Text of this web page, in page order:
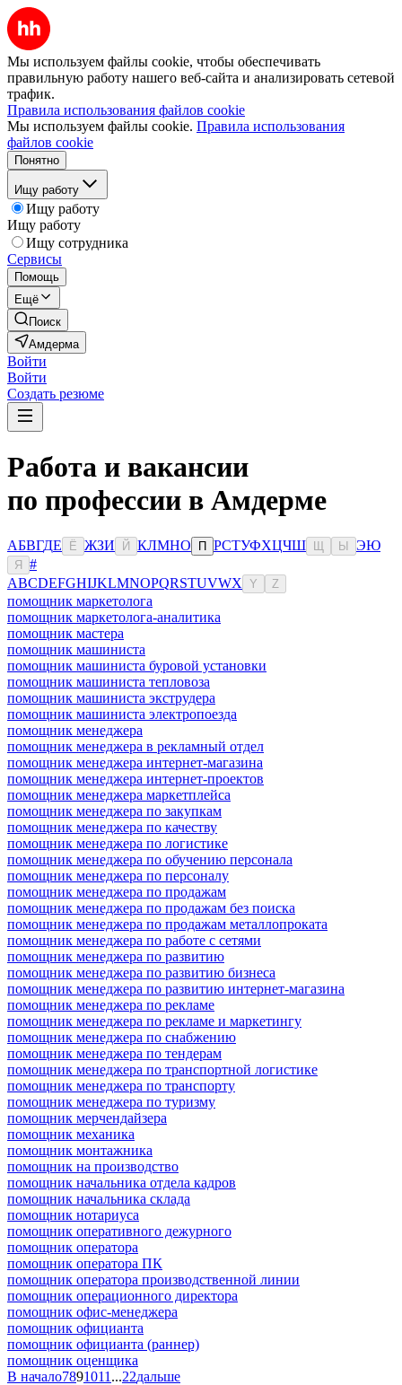
Мы используем файлы cookie, чтобы обеспечивать
правильную работу нашего веб-сайта и анализировать сетевой
трафик.
Правила использования файлов cookie
Мы используем файлы cookie. Правила использования
файлов cookie
Понятно
Ищу работу
Ищу работу
Ищу работу
Ищу сотрудника
Сервисы
Помощь
Ещё
Поиск
Амдерма
Войти
Войти
Создать резюме
Работа и вакансии
по профессии в Амдерме
АБВГДЕ Ё ЖЗИ Й КЛМНО П РСТУФХЦЧШ Ы ЭЮ
Я
#
ABCDEFGHIJKLMNOPQRSTUVWX Y Z
помощник маркетолога
помощник маркетолога-аналитика
помощник мастера
помощник машиниста
помощник машиниста буровой установки
помощник машиниста тепловоза
помощник машиниста экструдера
помощник машиниста электропоезда
помощник менеджера
помощник менеджера в рекламный отдел
помощник менеджера интернет-магазина
помощник менеджера интернет-проектов
помощник менеджера маркетплейса
помощник менеджера по закупкам
помощник менеджера по качеству
помощник менеджера по логистике
помощник менеджера по обучению персонала
помощник менеджера по персоналу
помощник менеджера по продажам
помощник менеджера по продажам без поиска
помощник менеджера по продажам металлопроката
помощник менеджера по работе с сетями
помощник менеджера по развитию
помощник менеджера по развитию бизнеса
помощник менеджера по развитию интернет-магазина
помощник менеджера по рекламе
помощник менеджера по рекламе и маркетингу
помощник менеджера по снабжению
помощник менеджера по тендерам
помощник менеджера по транспортной логистике
помощник менеджера по транспорту
помощник менеджера по туризму
помощник мерчендайзера
помощник механика
помощник монтажника
помощник на производство
помощник начальника отдела кадров
помощник начальника склада
помощник нотариуса
помощник оперативного дежурного
помощник оператора
помощник оператора ПК
помощник оператора производственной линии
помощник операционного директора
помощник офис-менеджера
помощник официанта
помощник официанта (раннер)
помощник оценщика
В начало7891011 ...22дальше